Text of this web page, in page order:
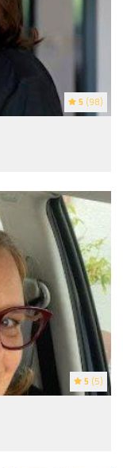
5 (98)
5 (5)